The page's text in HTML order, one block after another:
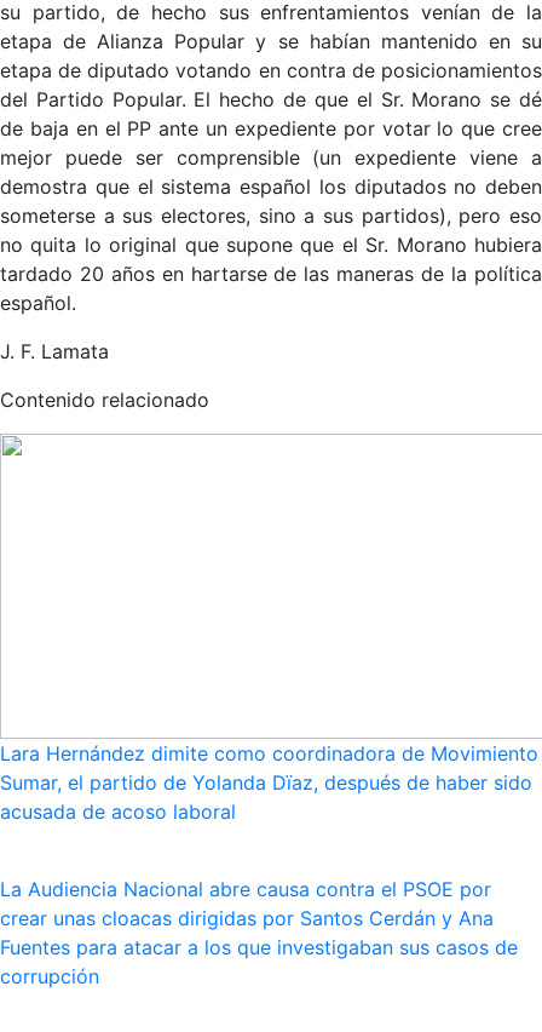
su partido, de hecho sus enfrentamientos venían de la
etapa de Alianza Popular y se habían mantenido en su
etapa de diputado votando en contra de posicionamientos
del Partido Popular. El hecho de que el Sr. Morano se dé
de baja en el PP ante un expediente por votar lo que cree
mejor puede ser comprensible (un expediente viene a
demostra que el sistema español los diputados no deben
someterse a sus electores, sino a sus partidos), pero eso
no quita lo original que supone que el Sr. Morano hubiera
tardado 20 años en hartarse de las maneras de la política
español.
J. F. Lamata
Contenido relacionado
Lara Hernández dimite como coordinadora de Movimiento
Sumar, el partido de Yolanda Dïaz, después de haber sido
acusada de acoso laboral
La Audiencia Nacional abre causa contra el PSOE por
crear unas cloacas dirigidas por Santos Cerdán y Ana
Fuentes para atacar a los que investigaban sus casos de
corrupción